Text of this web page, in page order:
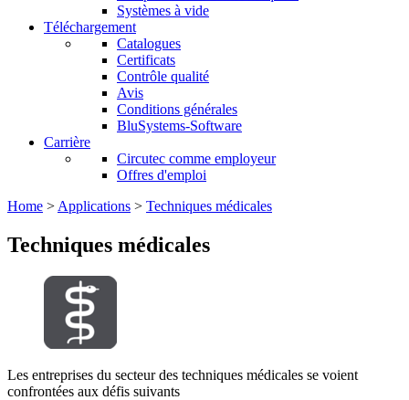
Systèmes à vide
Téléchargement
Catalogues
Certificats
Contrôle qualité
Avis
Conditions générales
BluSystems-Software
Carrière
Circutec comme employeur
Offres d'emploi
Home > Applications > Techniques médicales
Techniques médicales
Les entreprises du secteur des techniques médicales se voient
confrontées aux défis suivants